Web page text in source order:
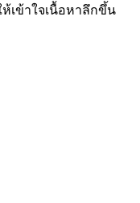
เข้าใจเนื้อหาลึกขึ้น